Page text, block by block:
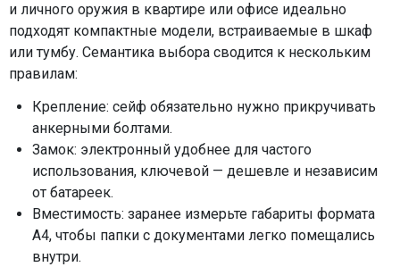
и личного оружия в квартире или офисе идеально
подходят компактные модели, встраиваемые в шкаф
или тумбу. Семантика выбора сводится к нескольким
правилам:
Крепление: сейф обязательно нужно прикручивать
анкерными болтами.
Замок: электронный удобнее для частого
использования, ключевой — дешевле и независим
от батареек.
Вместимость: заранее измерьте габариты формата
А4, чтобы папки с документами легко помещались
внутри.